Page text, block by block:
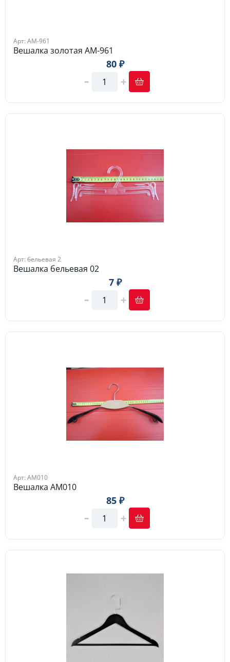
Арт: АМ-961
Вешалка золотая АМ-961
80 ₽
Арт: бельевая 2
Вешалка бельевая 02
7 ₽
Арт: АМ010
Вешалка АМ010
85 ₽